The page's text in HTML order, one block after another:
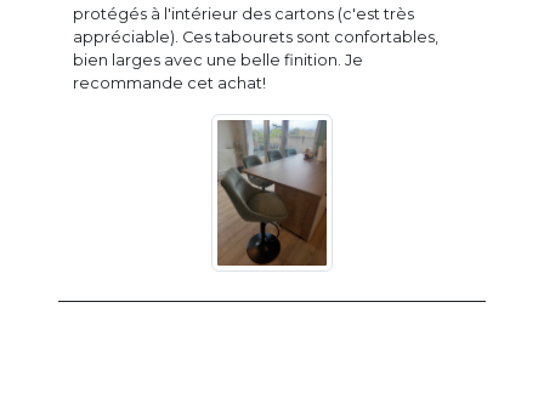
protégés à l'intérieur des cartons (c'est très
appréciable). Ces tabourets sont confortables,
bien larges avec une belle finition. Je
recommande cet achat!